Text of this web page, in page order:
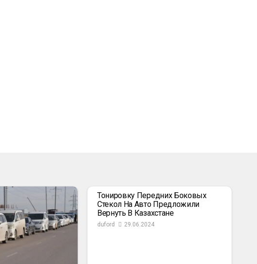
Тонировку Передних Боковых
Стекол На Авто Предложили
Вернуть В Казахстане
duford 29.06.2024